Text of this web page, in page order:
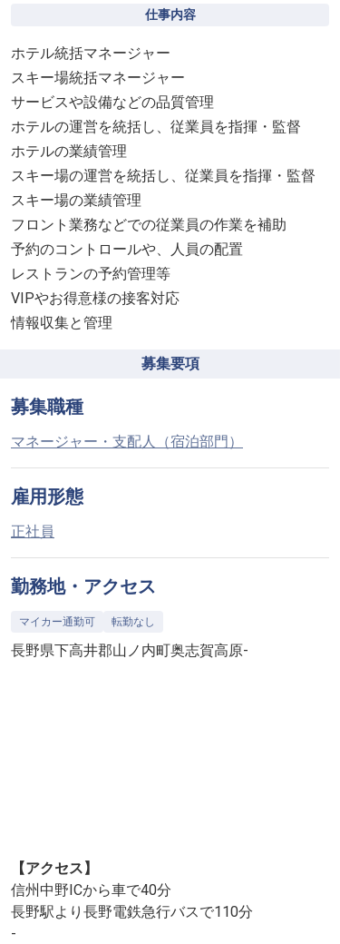
仕事内容
ホテル統括マネージャー
スキー場統括マネージャー
サービスや設備などの品質管理
ホテルの運営を統括し、従業員を指揮・監督
ホテルの業績管理
スキー場の運営を統括し、従業員を指揮・監督
スキー場の業績管理
フロント業務などでの従業員の作業を補助
予約のコントロールや、人員の配置
レストランの予約管理等
VIPやお得意様の接客対応
情報収集と管理
募集要項
募集職種
マネージャー・支配人（宿泊部門）
雇用形態
正社員
勤務地・アクセス
マイカー通勤可 転勤なし
長野県下高井郡山ノ内町奥志賀高原-
【アクセス】
信州中野ICから車で40分
長野駅より長野電鉄急行バスで110分
-